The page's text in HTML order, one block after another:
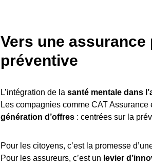
Vers une
préventive
L’intégration de la santé mentale dans
Les compagnies comme CAT
génération d’offres : centrées sur la
Pour les citoyens, c’est la promesse
Pour les assureurs, c’est un levier